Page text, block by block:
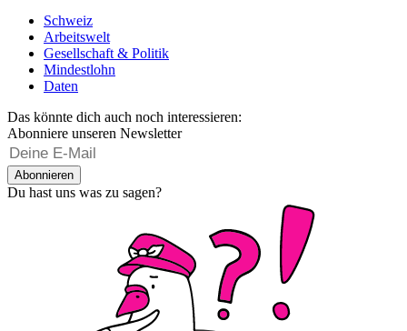
Schweiz
Arbeitswelt
Gesellschaft & Politik
Mindestlohn
Daten
Das könnte dich auch noch interessieren:
Abonniere unseren Newsletter
Abonnieren
Du hast uns was zu sagen?